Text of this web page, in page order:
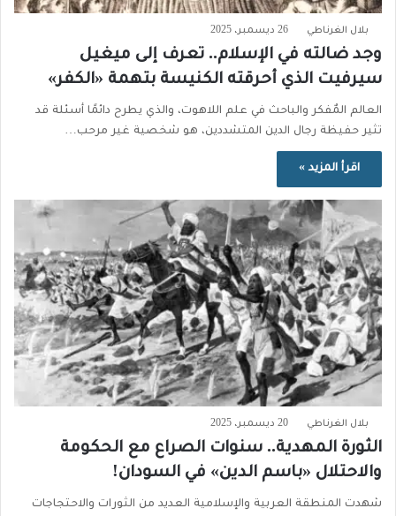
بلال الغرناطي 26 ديسمبر، 2025
وجد ضالته في الإسلام.. تعرف إلى ميغيل
سيرفيت الذي أحرقته الكنيسة بتهمة «الكفر»
العالم المٌفكر والباحث في علم اللاهوت، والذي يطرح دائمًا أسئلة قد
تثير حفيظة رجال الدين المتشددين، هو شخصية غير مرحب…
اقرأ المزيد »
بلال الغرناطي 20 ديسمبر، 2025
الثورة المهدية.. سنوات الصراع مع الحكومة
والاحتلال «باسم الدين» في السودان!
شهدت المنطقة العربية والإسلامية العديد من الثورات والاحتجاجات